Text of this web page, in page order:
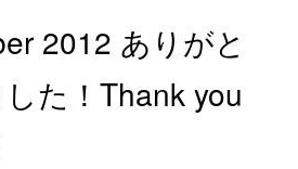
2012 ありがと
た！Thank you